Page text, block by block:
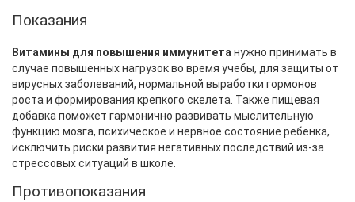
Показания
Витамины для повышения иммунитетанужно принимать в
случае повышенных нагрузок во время учебы, для защиты от
вирусных заболеваний, нормальной выработки гормонов
роста и формирования крепкого скелета. Также пищевая
добавка поможет гармонично развивать мыслительную
функцию мозга, психическое и нервное состояние ребенка,
исключить риски развития негативных последствий из-за
стрессовых ситуаций в школе.
Противопоказания